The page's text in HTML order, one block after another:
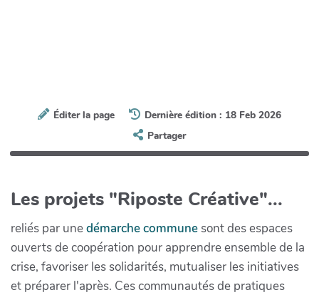
Éditer la page
Dernière édition : 18 Feb 2026
Partager
Les projets "Riposte Créative"...
reliés par unedémarche communesont des espaces
ouverts de coopération pour apprendre ensemble de la
crise, favoriser les solidarités, mutualiser les initiatives
et préparer l'après. Ces communautés de pratiques